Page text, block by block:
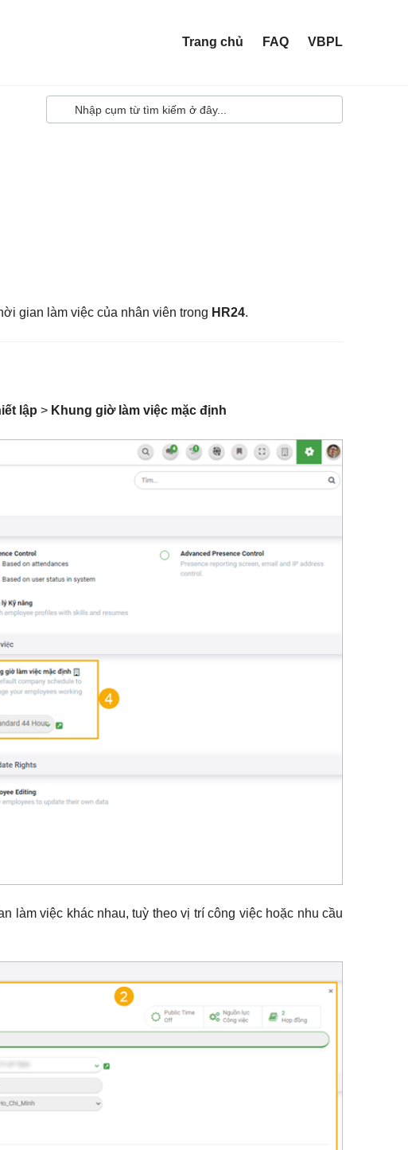
Trang chủ FAQ VBPL
gian làm việc của nhân viên trong HR24.
lập> Khung giờ làm việc mặc định
làm việc khác nhau, tuỳ theo vị trí công việc hoặc nhu cầu